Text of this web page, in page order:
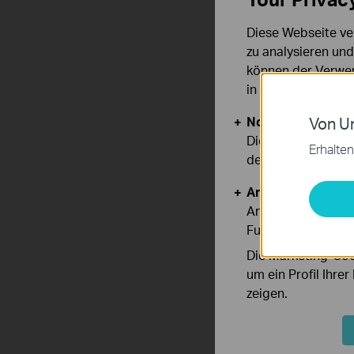
Von
Diese Webseite
zu analysieren
können der
in unseren
Notwendige
Diese Cookies
deaktiviert werden.
Analyse- und
Analyse-Cookies
Funktionsweise
Die Marketing-
um ein Profil Ihrer
zeigen.